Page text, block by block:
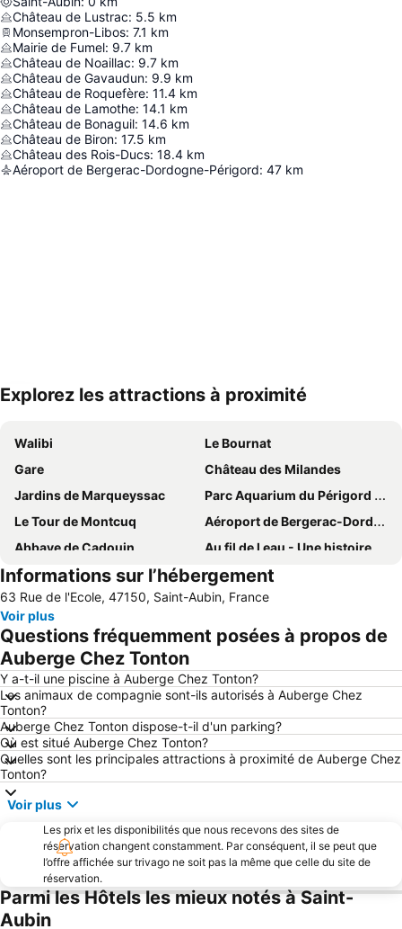
Château de Lustrac: 5.5 km
Monsempron-Libos: 7.1 km
Mairie de Fumel: 9.7 km
Château de Noaillac: 9.7 km
Château de Gavaudun: 9.9 km
Château de Roquefère: 11.4 km
Château de Lamothe: 14.1 km
Château de Bonaguil: 14.6 km
Château de Biron: 17.5 km
Château des Rois-Ducs: 18.4 km
Aéroport de Bergerac-Dordogne-Périgord: 47 km
Explorez les attractions à proximité
Walibi
Le Bournat
Gare
Château des Milandes
Jardins de Marqueyssac
Parc Aquarium du Périgord Noir
Le Tour de Montcuq
Aéroport de Bergerac-Dordogne-Périgord
Abbaye de Cadouin
Au fil de l eau - Une histoire
Le Pont Valentré
Aéroport Agen-La Garenne
La Halle
La Place de la Halle
Marché hebdomadaire
Hôtel de Roaldès dit Maison Henri IV
Informations sur l’hébergement
63 Rue de l'Ecole, 47150, Saint-Aubin, France
Voir plus
Questions fréquemment posées à propos de
Auberge Chez Tonton
Y a-t-il une piscine à Auberge Chez Tonton?
Les animaux de compagnie sont-ils autorisés à Auberge Chez
Tonton?
Auberge Chez Tonton dispose-t-il d'un parking?
Où est situé Auberge Chez Tonton?
Quelles sont les principales attractions à proximité de Auberge Chez
Tonton?
Voir plus
Les prix et les disponibilités que nous recevons des sites de
réservation changent constamment. Par conséquent, il se peut que
l’offre affichée sur trivago ne soit pas la même que celle du site de
réservation.
Parmi les Hôtels les mieux notés à Saint-
Aubin